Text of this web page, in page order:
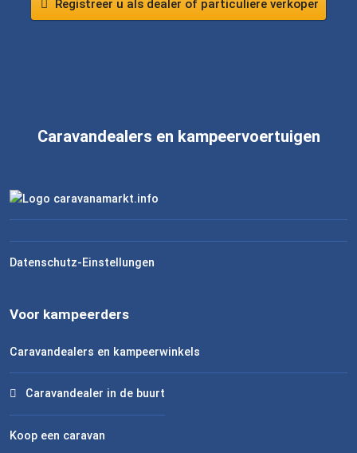
Registreer u als dealer of particuliere verkoper
Caravandealers en kampeervoertuigen
Datenschutz-Einstellungen
Voor kampeerders
Caravandealers en kampeerwinkels
Caravandealer in de buurt
Koop een caravan